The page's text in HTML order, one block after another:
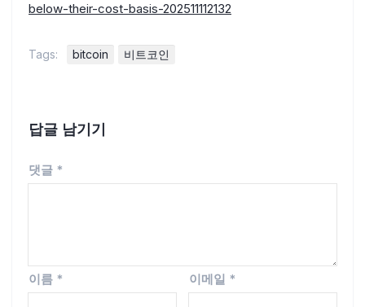
below-their-cost-basis-202511112132
Tags: bitcoin 비트코인
답글 남기기
댓글 *
이름 * 이메일 *